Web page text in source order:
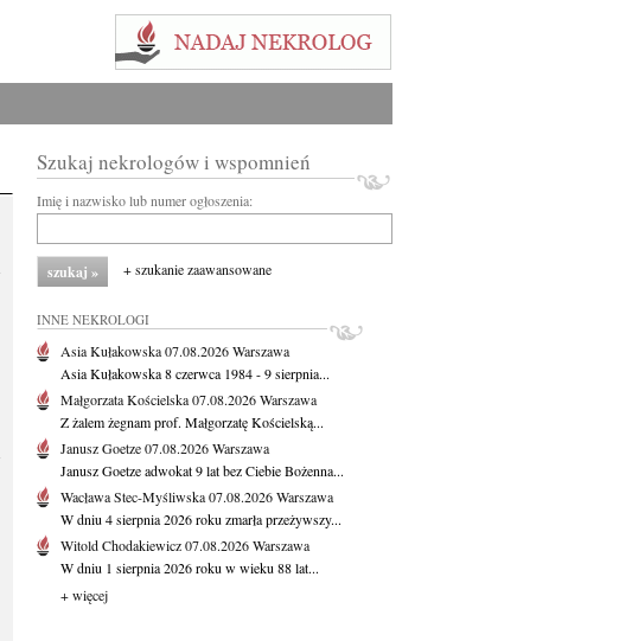
Szukaj nekrologów i wspomnień
Imię i nazwisko lub numer ogłoszenia:
+ szukanie zaawansowane
INNE NEKROLOGI
Asia Kułakowska07.08.2026Warszawa
Asia Kułakowska 8 czerwca 1984 - 9 sierpnia...
Małgorzata Kościelska07.08.2026Warszawa
Z żalem żegnam prof. Małgorzatę Kościelską...
Janusz Goetze07.08.2026Warszawa
Janusz Goetze adwokat 9 lat bez Ciebie Bożenna...
Wacława Stec-Myśliwska07.08.2026Warszawa
W dniu 4 sierpnia 2026 roku zmarła przeżywszy...
Witold Chodakiewicz07.08.2026Warszawa
W dniu 1 sierpnia 2026 roku w wieku 88 lat...
+ więcej